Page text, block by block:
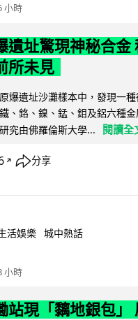
小時
遺址驚現神秘合金
所未見
爆遺址沙灘樣本中，發現一
、鉻、鎳、錳、鉬及鋁六種
究由佛羅倫斯大學...
閱讀全
↗ 分享
活娛樂 城中熱話
小時
站現「黐地銀包」